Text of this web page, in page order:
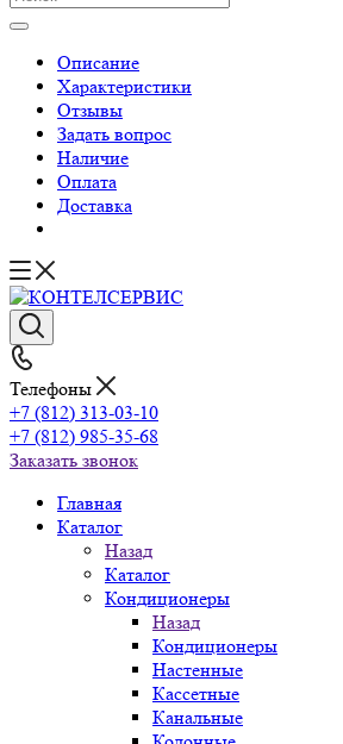
Описание
Характеристики
Отзывы
Задать вопрос
Наличие
Оплата
Доставка
Телефоны
+7 (812) 313-03-10
+7 (812) 985-35-68
Заказать звонок
Главная
Каталог
Назад
Каталог
Кондиционеры
Назад
Кондиционеры
Настенные
Кассетные
Канальные